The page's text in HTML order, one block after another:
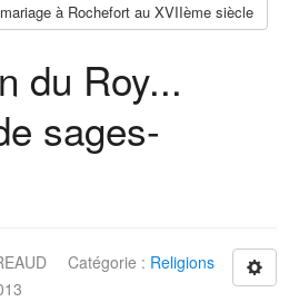
à Rochefort au XVIIème siècle
du Roy...
sages-
Catégorie : Religions